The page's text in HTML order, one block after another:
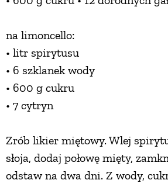
na limoncello:
• litr spirytusu
• 6 szklanek wody
• 600 g cukru
• 7 cytryn
Zrób likier miętowy. Wlej
słoja, dodaj połowę mięty,
odstaw na dwa dni. Z wody,